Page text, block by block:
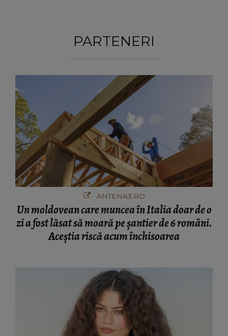
PARTENERI
ANTENA3.RO
Un moldovean care muncea în Italia doar de o
zi a fost lăsat să moară pe şantier de 6 români.
Aceștia riscă acum închisoarea